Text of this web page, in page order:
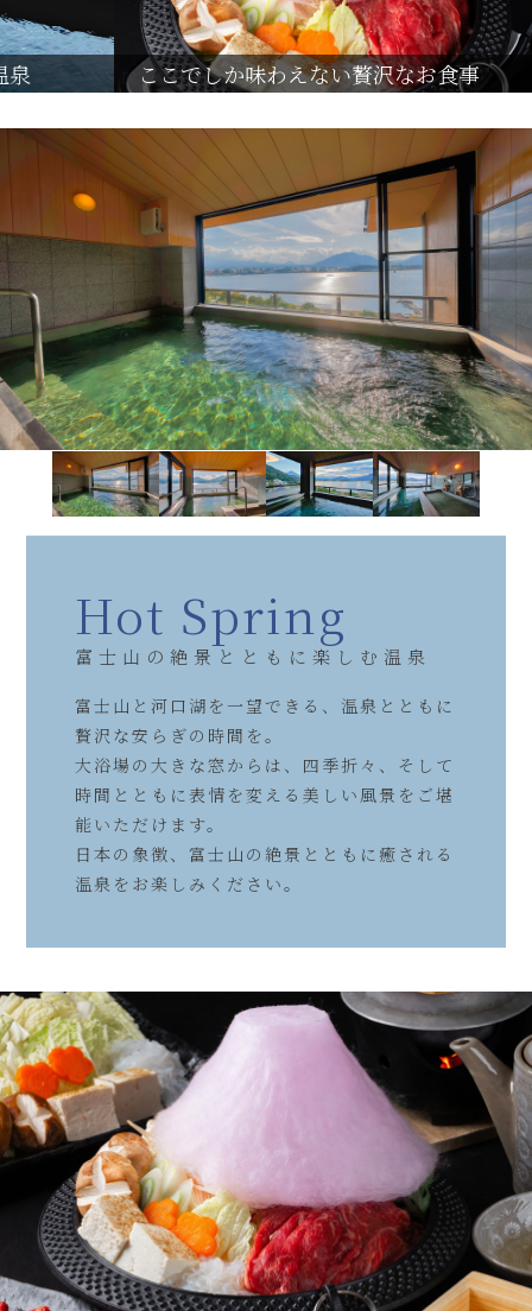
ここでしか味わえない贅沢なお食事 快適
Hot Spring
富士山の絶景とともに楽しむ温泉
富士山と河口湖を一望できる、温泉とともに
贅沢な安らぎの時間を。
大浴場の大きな窓からは、四季折々、そして
時間とともに表情を変える美しい風景をご堪
能いただけます。
日本の象徴、富士山の絶景とともに癒される
温泉をお楽しみください。